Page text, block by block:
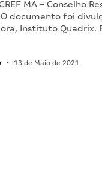
MA – Conselho
O documento foi
Instituto Quadrix.
• 13 de Maio de 2021